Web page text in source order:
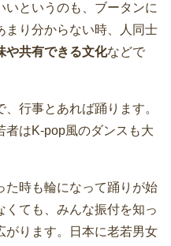
いというのも、ブータンに
まり分からない時、人同士
や共有できる文化などで
、行事とあれば踊ります。
者はK-pop風のダンスも大
た時も輪になって踊りが始
くても、みんな振付を知っ
がります。日本に老若男女